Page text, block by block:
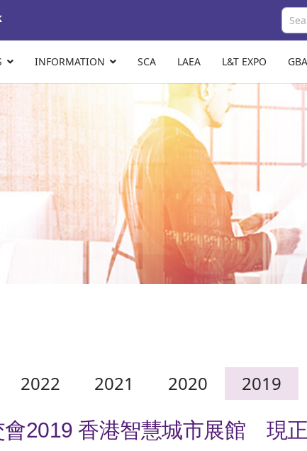
INFORMATION SCA LAEA L&T EXPO
2022 2021 2020 2019
會2019 香港智慧城市展館 現